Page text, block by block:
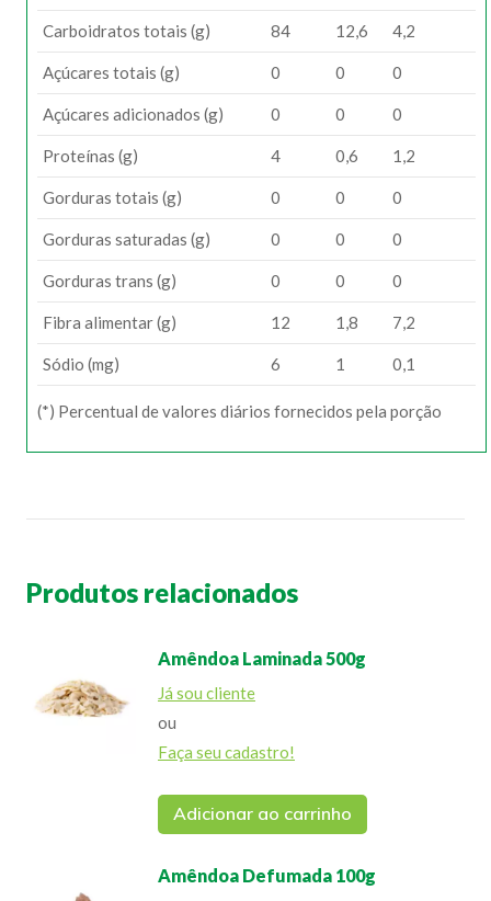
Carboidratos totais (g) 84 12,6 4,2
Açúcares totais (g) 0 0 0
Açúcares adicionados (g) 0 0 0
Proteínas (g) 4 0,6 1,2
Gorduras totais (g) 0 0 0
Gorduras saturadas (g) 0 0 0
Gorduras trans (g) 0 0 0
Fibra alimentar (g) 12 1,8 7,2
Sódio (mg) 6 1 0,1
(*) Percentual de valores diários fornecidos pela porção
Produtos relacionados
Amêndoa Laminada 500g
Já sou cliente
ou
Faça seu cadastro!
Adicionar ao carrinho
Amêndoa Defumada 100g